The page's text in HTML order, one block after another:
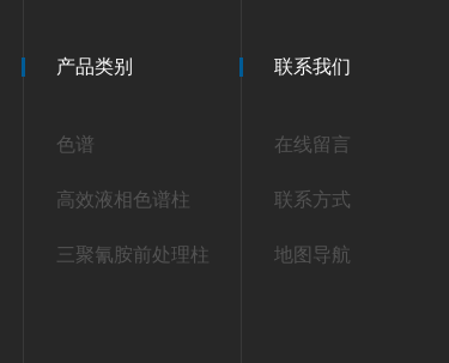
产品类别
色谱
高效液相色谱柱
三聚氰胺前处理柱
联系我们
在线留言
联系方式
地图导航